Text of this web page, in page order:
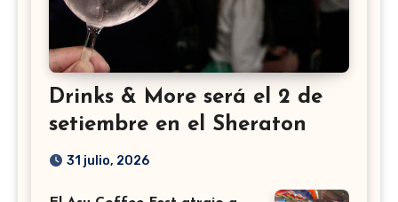
Drinks & More será el 2 de
setiembre en el Sheraton
31 julio, 2026